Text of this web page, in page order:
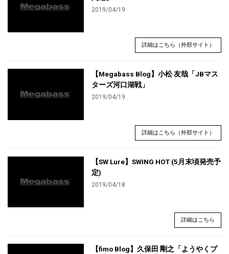
2019/04/19
詳細はこちら（外部サイト）
【Megabass Blog】小松 友哉「JBマス
ターズ河口湖戦」
2019/04/19
詳細はこちら（外部サイト）
【SW Lure】SWING HOT (5月末頃発売予
定)
2019/04/18
詳細はこちら
【fimo Blog】久保田 剛之「ようやくブ